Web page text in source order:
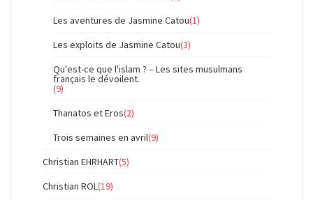
Les aventures de Jasmine Catou(1)
Les exploits de Jasmine Catou(3)
Qu'est-ce que l'islam ? – Les sites musulmans
français le dévoilent.
(9)
Thanatos et Eros(2)
Trois semaines en avril(9)
Christian EHRHART(5)
Christian ROL(19)